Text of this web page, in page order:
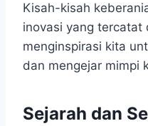
Kisah-kisah
inovasi yang tercatat
menginspirasi kita
dan mengejar mimpi
Sejarah dan